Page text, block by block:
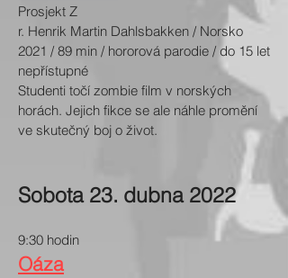
Prosjekt Z
r. Henrik Martin Dahlsbakken / Norsko
2021 / 89 min / hororová parodie / do 15 let
nepřístupné
Studenti točí zombie film v norských
horách. Jejich fikce se ale náhle promění
ve skutečný boj o život.
Sobota 23. dubna 2022
9:30 hodin
Oáza